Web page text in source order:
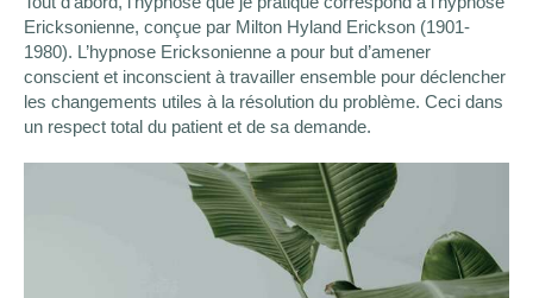
Ericksonienne, conçue par Milton Hyland Erickson (1901-
1980). L’hypnose Ericksonienne a pour but d’amener
conscient et inconscient à travailler ensemble pour déclencher
les changements utiles à la résolution du problème. Ceci dans
un respect total du patient et de sa demande.